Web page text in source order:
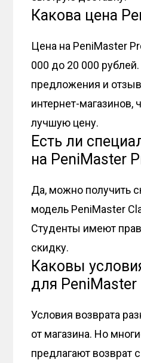
Какова цена
Цена на PeniMaster
000 до 20 000
предложения и
интернет-магазинов,
лучшую цену.
Есть ли
на PeniMaster
Да, можно получить
модель PeniMaster
Студенты имеют
скидку.
Каковы
для PeniMaster
Условия возврата
от магазина. Но
предлагают возврат